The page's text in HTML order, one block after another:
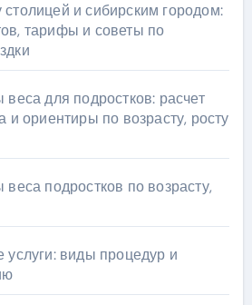
и сибирским городом:
тарифы и советы по
для подростков: расчет
и ориентиры по возрасту, росту
подростков по возрасту,
услуги: виды процедур и